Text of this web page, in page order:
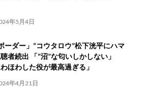
年5月4日
ーダー」“コウタロウ”松下洸平にハマ
者続出 「“沼”な匂いしかしない」
わほわした役が最高過ぎる」
年4月21日